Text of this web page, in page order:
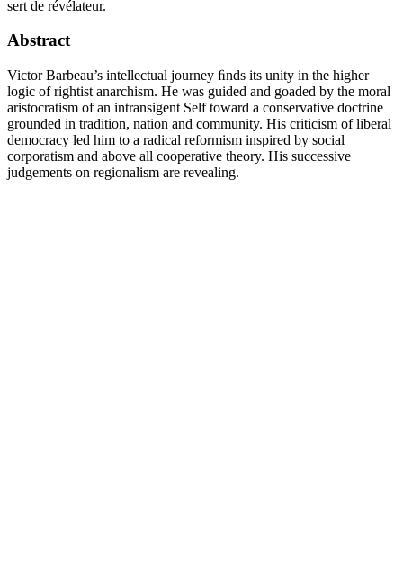
sert de révélateur.
Abstract
Victor Barbeau’s intellectual journey ﬁnds its unity in the higher
logic of rightist anarchism. He was guided and goaded by the moral
aristocratism of an intransigent Self toward a conservative doctrine
grounded in tradition, nation and community. His criticism of liberal
democracy led him to a radical reformism inspired by social
corporatism and above all cooperative theory. His successive
judgements on regionalism are revealing.